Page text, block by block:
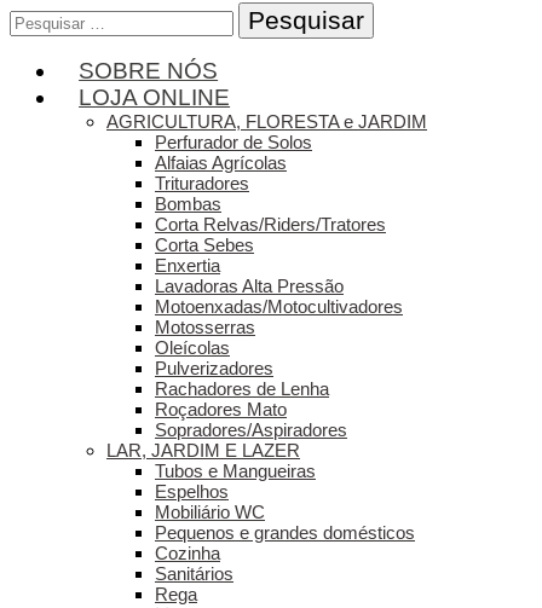
Pesquisar
por:
SOBRE NÓS
LOJA ONLINE
AGRICULTURA, FLORESTA e JARDIM
Perfurador de Solos
Alfaias Agrícolas
Trituradores
Bombas
Corta Relvas/Riders/Tratores
Corta Sebes
Enxertia
Lavadoras Alta Pressão
Motoenxadas/Motocultivadores
Motosserras
Oleícolas
Pulverizadores
Rachadores de Lenha
Roçadores Mato
Sopradores/Aspiradores
LAR, JARDIM E LAZER
Tubos e Mangueiras
Espelhos
Mobiliário WC
Pequenos e grandes domésticos
Cozinha
Sanitários
Rega